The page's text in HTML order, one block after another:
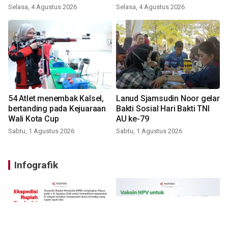
Selasa, 4 Agustus 2026 Selasa, 4 Agustus 2026
54 Atlet menembak Kalsel,
bertanding pada Kejuaraan
Wali Kota Cup
Sabtu, 1 Agustus 2026
Lanud Sjamsudin Noor gelar
Bakti Sosial Hari Bakti TNI
AU ke-79
Sabtu, 1 Agustus 2026
Infografik